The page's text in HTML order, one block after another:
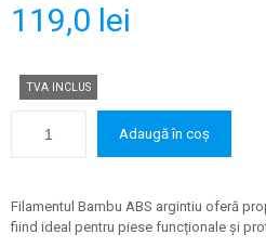
119,0 lei
TVA INCLUS
Adaugă în coș
Filamentul Bambu ABS argintiu oferă
fiind ideal pentru piese funcționale și